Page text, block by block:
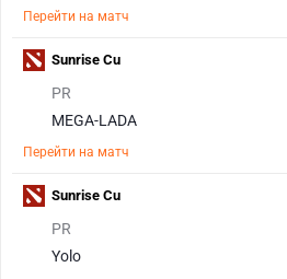
Перейти на матч
PR
MEGA-LADA
Перейти на матч
Sunrise Cu
PR
Yolo
Sunrise Cu